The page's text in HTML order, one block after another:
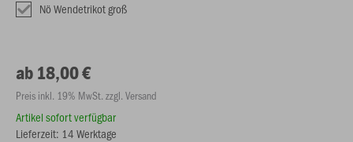
Nö Wendetrikot groß
ab 18,00 €
Preis inkl. 19% MwSt. zzgl. Versand
Artikel sofort verfügbar
Lieferzeit: 14 Werktage